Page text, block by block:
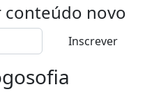
conteúdo novo
Inscrever